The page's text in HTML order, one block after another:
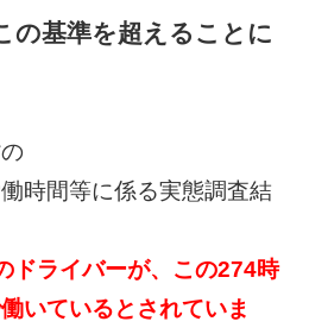
の基準を超えることに
時間等に係る実態調査結
ドライバーが、この274時
いているとされていま